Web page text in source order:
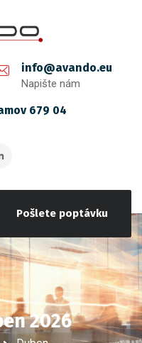
info@avando.eu
Napište nám
679 04
Pošlete poptávku
2026